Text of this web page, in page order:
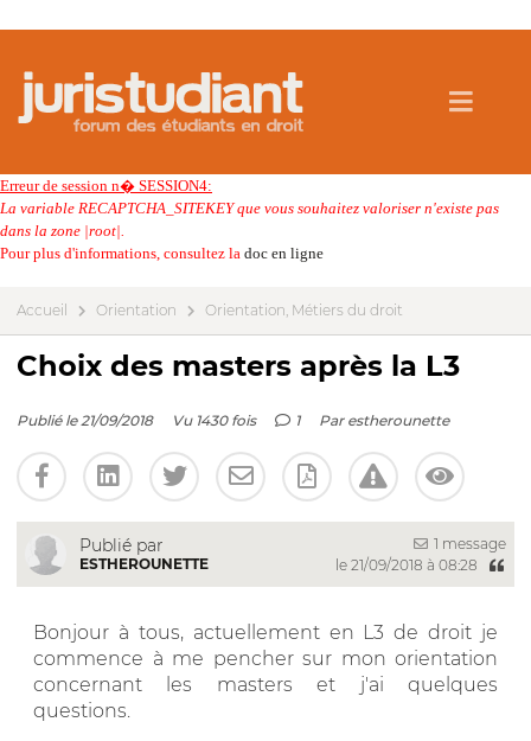
Erreur de session n� SESSION4:
La variable RECAPTCHA_SITEKEY que vous souhaitez valoriser n'existe pas
dans la zone |root|.
Pour plus d'informations, consultez la doc en ligne
Accueil Orientation Orientation, Métiers du droit
Choix des masters après la L3
Publié le 21/09/2018 Vu 1430 fois 1 Par estherounette
Publié par
ESTHEROUNETTE
1 message
le 21/09/2018 à 08:28
Bonjour à tous, actuellement en L3 de droit je
commence à me pencher sur mon orientation
concernant les masters et j'ai quelques
questions.